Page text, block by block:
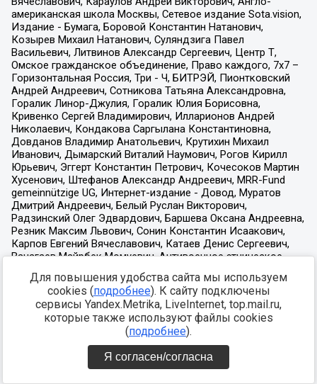
Для повышения удобства сайта мы используем
cookies (подробнее). К сайту подключены
сервисы Yandex.Metrika, LiveInternet, top.mail.ru,
которые также используют файлы cookies
(подробнее).
Я согласен/согласна